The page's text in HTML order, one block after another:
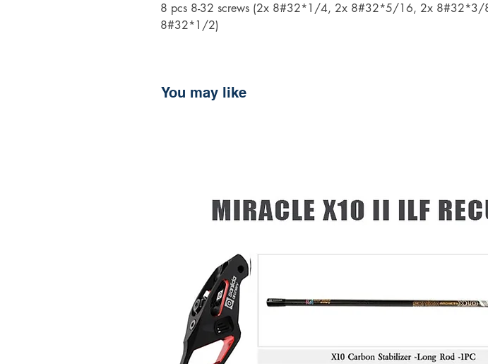
8 pcs 8-32 screws (2x 8#32*1/4, 2x 8#32*5/16, 2x 8#32*3/
8#32*1/2)
You may like